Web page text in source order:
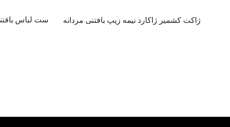
ژاکت کشمیر ژاکارد نیمه زیپ بافتنی مردانه